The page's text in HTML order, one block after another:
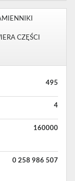
CZĘŚCI
495
4
160000
0 258 986 507